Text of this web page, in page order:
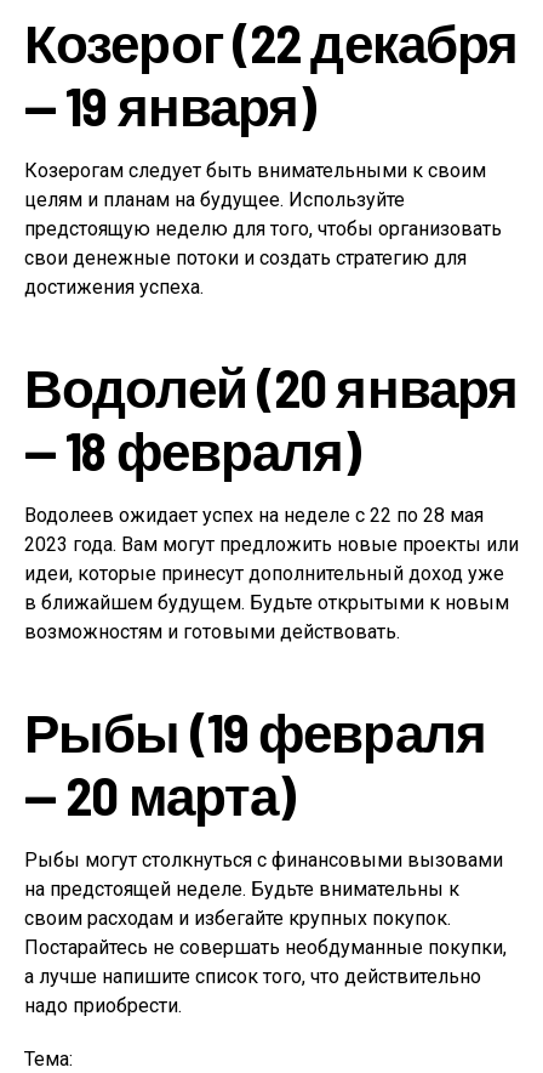
Козерог (22 декабря
— 19 января)
Козерогам следует быть внимательными к своим
целям и планам на будущее. Используйте
предстоящую неделю для того, чтобы организовать
свои денежные потоки и создать стратегию для
достижения успеха.
Водолей (20 января
— 18 февраля)
Водолеев ожидает успех на неделе с 22 по 28 мая
2023 года. Вам могут предложить новые проекты или
идеи, которые принесут дополнительный доход уже
в ближайшем будущем. Будьте открытыми к новым
возможностям и готовыми действовать.
Рыбы (19 февраля
— 20 марта)
Рыбы могут столкнуться с финансовыми вызовами
на предстоящей неделе. Будьте внимательны к
своим расходам и избегайте крупных покупок.
Постарайтесь не совершать необдуманные покупки,
а лучше напишите список того, что действительно
надо приобрести.
Тема: